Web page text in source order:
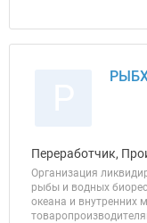
Переработчик,
Организация
рыбы и водных
океана и внутренних